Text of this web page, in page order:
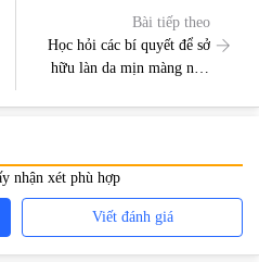
Bài tiếp theo
Học hỏi các bí quyết để sở
hữu làn da mịn màng như
nhận xét phù hợp
Viết đánh giá